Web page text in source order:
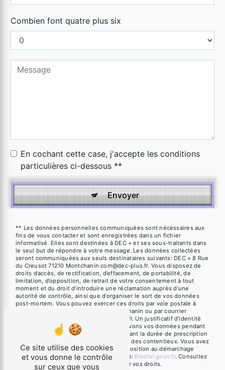
Combien font quatre plus six
En cochant cette case, j'accepte les conditions
particulières ci-dessous **
Envoyer
** Les données personnelles communiquées sont nécessaires aux
fins de vous contacter et sont enregistrées dans un fichier
informatisé. Elles sont destinées à DEC + et ses sous-traitants dans
le seul but de répondre à votre message. Les données collectées
seront communiquées aux seuls destinataires suivants: DEC + 8 Rue
du Creusot 71210 Montchanin com@dec-plus.fr. Vous disposez de
droits d’accès, de rectification, d’effacement, de portabilité, de
limitation, d’opposition, de retrait de votre consentement à tout
moment et du droit d’introduire une réclamation auprès d’une
autorité de contrôle, ainsi que d’organiser le sort de vos données
post-mortem. Vous pouvez exercer ces droits par voie postale à
l'adresse 8 Rue du Creusot 71210 Montchanin ou par courrier
électronique à l'adresse com@dec-plus.fr. Un justificatif d'identité
pourra vous être demandé. Nous conservons vos données pendant
la période de prise de contact puis pendant la durée de prescription
légale aux fins probatoires et de gestion des contentieux. Vous avez
le droit de vous inscrire sur la liste d'opposition au démarchage
téléphonique, disponible à cette adresse: Bloctel.gouv.fr. Consultez
le site cnil.fr pour plus d’informations sur vos droits.
Ce site utilise des cookies
et vous donne le contrôle
sur ceux que vous